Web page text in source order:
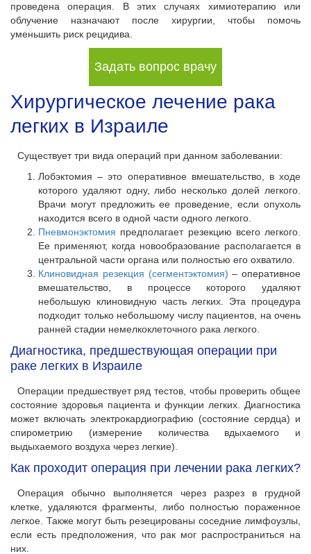
проведена операция. В этих случаях химиотерапию или
облучение назначают после хирургии, чтобы помочь
уменьшить риск рецидива.
Задать вопрос врачу
Хирургическое лечение рака
легких в Израиле
Существует три вида операций при данном заболевании:
Лобэктомия – это оперативное вмешательство, в ходе
которого удаляют одну, либо несколько долей легкого.
Врачи могут предложить ее проведение, если опухоль
находится всего в одной части одного легкого.
Пневмонэктомия предполагает резекцию всего легкого.
Ее применяют, когда новообразование располагается в
центральной части органа или полностью его охватило.
Клиновидная резекция (сегментэктомия) – оперативное
вмешательство, в процессе которого удаляют
небольшую клиновидную часть легких. Эта процедура
подходит только небольшому числу пациентов, на очень
ранней стадии немелкоклеточного рака легкого.
Диагностика, предшествующая операции при
раке легких в Израиле
Операции предшествует ряд тестов, чтобы проверить общее
состояние здоровья пациента и функции легких. Диагностика
может включать электрокардиографию (состояние сердца) и
спирометрию (измерение количества вдыхаемого и
выдыхаемого воздуха через легкие).
Как проходит операция при лечении рака легких?
Операция обычно выполняется через разрез в грудной
клетке, удаляются фрагменты, либо полностью пораженное
легкое. Также могут быть резецированы соседние лимфоузлы,
если есть предположения, что рак мог распространиться на
них.